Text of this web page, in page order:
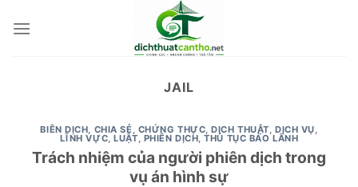
JAIL
BIÊN DỊCH, CHIA SẺ, CHỨNG THỰC,DỊCH THUẬT,DỊCH VỤ,
LĨNH VỰC,LUẬT, PHIÊN DỊCH,THỦ TỤC BẢO LÃNH
Trách nhiệm của người phiên dịch trong
vụ án hình sự